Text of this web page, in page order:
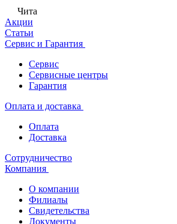
Чита
Акции
Статьи
Сервис и Гарантия
Сервис
Сервисные центры
Гарантия
Оплата и доставка
Оплата
Доставка
Сотрудничество
Компания
О компании
Филиалы
Свидетельства
Документы